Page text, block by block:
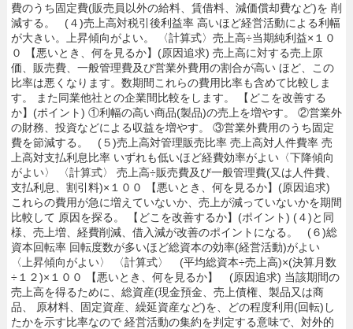
費のうち固定費(販売員以外の給料、賃借料、減価償却費など)を 削
減する。 (４)売上高対税引後利益率 高いほど経営活動による利幅
が大きい。上昇傾向がよい。 〈計算式〉売上高÷当期純利益×１０
０ 【悪いとき、何を見るか】(原因追求) 売上高に対する売上原
価、販売費、一般管理費及び営業外費用の割合が高い ほど、この
比率は悪くなります。数期間これらの費用比率も含めて比較しま
す。 また同業他社との企業間比較をします。 【どこを改善する
か】(ポイント) ①利幅の高い商品(製品)の売上を増やす。 ②営業外
の財務、投資などによる収益を増やす。 ③営業外費用のうち固定
費を節減する。 (５)売上高対管理販売比率 売上高対人件費率 売
上高対支払利息比率 いずれも低いほど経費効率がよい〈下降傾向
がよい〉 〈計算式〉 売上高÷販売費及び一般管理費(又は人件費、
支払利息、割引料)×１００ 【悪いとき、何を見るか】(原因追求)
これらの費用が急に増えていないか、売上が減っていないかを期間
比較して 原因を探る。 【どこを改善するか】(ポイント) (４)と同
様、売上増、経費削減、借入減が改善のポイントになる。 (６)総
資本回転率 回転度数が多いほど総資本の効率(経営活動)がよい
〈上昇傾向がよい〉 〈計算式〉 (平均総資本÷売上高)×(決算月数
÷１２)×１００ 【悪いとき、何を見るか】 (原因追求) 当該期間の
売上高を得るために、総資産(現金預金、売上債権、製品又は商
品、 原材料、固定資産、繰延資産など)を、どの程度利用(回転)し
たかを示す比率なので 経営活動の集約を判定する意味で、対外的